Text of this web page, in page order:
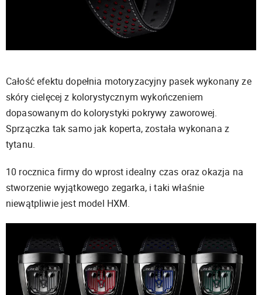
Całość efektu dopełnia motoryzacyjny pasek wykonany ze
skóry cielęcej z kolorystycznym wykończeniem
dopasowanym do kolorystyki pokrywy zaworowej.
Sprzączka tak samo jak koperta, została wykonana z
tytanu.
10 rocznica firmy do wprost idealny czas oraz okazja na
stworzenie wyjątkowego zegarka, i taki właśnie
niewątpliwie jest model HXM.